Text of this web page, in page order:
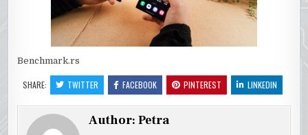
Benchmark.rs
SHARE: TWITTER FACEBOOK PINTEREST LINKEDIN
Author:Petra